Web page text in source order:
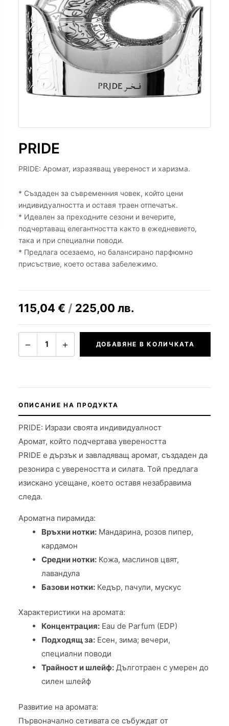
PRIDE
PRIDE: Аромат, изразяващ увереност и харизма.
* Създаден за съвременния човек, който цени
индивидуалността и оставя траен отпечатък.
* Идеален за преходните сезони и вечерите,
подчертаващ елегантността както в ежедневието,
така и при специални поводи.
* Предлага осезаемо, но балансирано парфюмно
присъствие, което остава забележимо.
115,04 € / 225,00 лв.
− 1 + ДОБАВЯНЕ В КОЛИЧКАТА
ОПИСАНИЕ НА ПРОДУКТА
PRIDE: Изрази своята индивидуалност
Аромат, който подчертава увереността
PRIDE е дързък и завладяващ аромат, създаден да
резонира с увереността и силата. Той предлага
изискано усещане, което оставя незабравима
следа.
Ароматна пирамида:
Връхни нотки: Мандарина, розов пипер,
кардамон
Средни нотки: Кожа, маслинов цвят,
лавандула
Базови нотки: Кедър, пачули, мускус
Характеристики на аромата:
Концентрация: Eau de Parfum (EDP)
Подходящ за: Есен, зима; вечери,
специални поводи
Трайност и шлейф: Дълготраен с умерен до
силен шлейф
Развитие на аромата:
Първоначално сетивата се събуждат от